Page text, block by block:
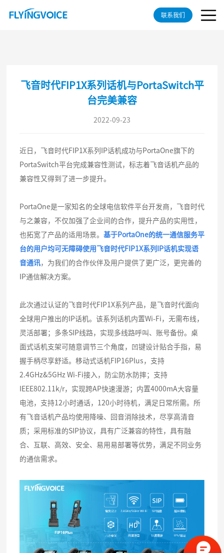
联系我们
​飞音时代FIP1X系列话机与PortaSwitch平
台完美兼容
2022-09-23
近日，飞音时代FIP1X系列IP话机成功与PortaOne旗下的
PortaSwitch平台完成兼容性测试，标志着飞音话机产品的
兼容性又得到了进一步提升。
PortaOne是一家知名的全球电信软件平台开发商，飞音时代
与之兼容，不仅加强了企业间的合作，提升产品的实用性，
也拓宽了产品的适用场景。 基于PortaOne的统一通信服务平
台的用户均可无障碍使用飞音时代FIP1X系列IP话机实现语
音通讯，为我们的合作伙伴及用户提供了更广泛，更完善的
IP通信解决方案。
此次通过认证的飞音时代FIP1X系列产品，是飞音时代面向
全球用户推出的IP话机。该系列话机内置Wi-Fi，无需布线，
灵活部署；多条SIP线路，实现多线路呼叫、账号备份。桌
面式话机支架可随意调节三个角度，凹键设计贴合手指，易
握手柄尽享舒适。移动式话机FIP16Plus，支持
2.4GHz&5GHz Wi-Fi接入，防尘防水防摔；支持
IEEE802.11k/r，实现跨AP快速漫游；内置4000mA大容量
电池，支持12小时通话，120小时待机，满足日常所需。所
有飞音话机产品均使用降噪、回音消除技术，尽享高清音
质；采用标准的SIP协议，具有广泛兼容的特性，具有融
合、互联、高效、安全、易用易部署等优势，满足不同业务
的通信需求。